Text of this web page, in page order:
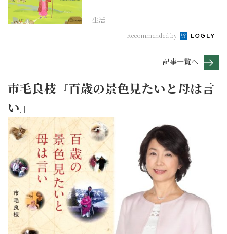
生活
Recommended by
記事一覧へ
市毛良枝『百歳の景色見たいと母は言
い』